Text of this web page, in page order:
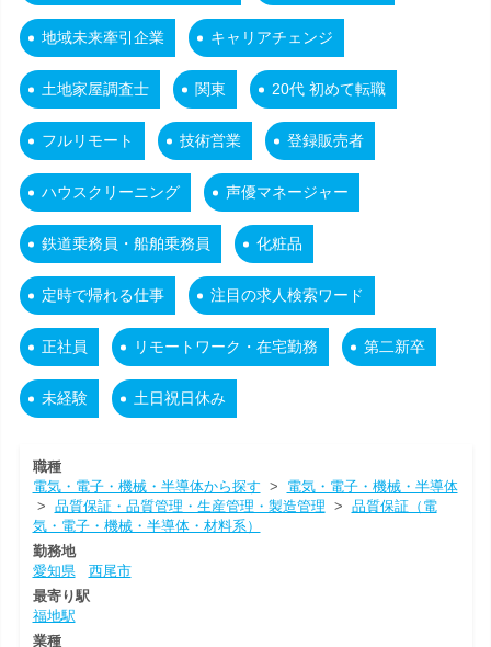
地域未来牽引企業 キャリアチェンジ
土地家屋調査士 関東 20代 初めて転職
フルリモート 技術営業 登録販売者
ハウスクリーニング 声優マネージャー
鉄道乗務員・船舶乗務員 化粧品
定時で帰れる仕事 注目の求人検索ワード
正社員 リモートワーク・在宅勤務 第二新卒
未経験 土日祝日休み
職種
電気・電子・機械・半導体から探す > 電気・電子・機械・半導体
> 品質保証・品質管理・生産管理・製造管理 > 品質保証（電
気・電子・機械・半導体・材料系）
勤務地
愛知県
西尾市
最寄り駅
福地駅
業種